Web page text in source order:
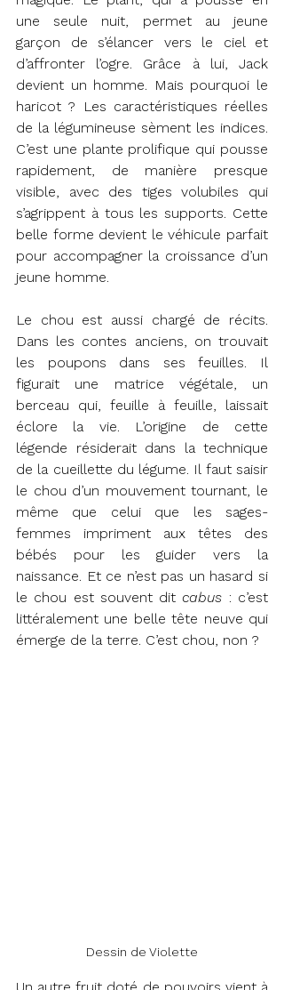
une seule nuit, permet au jeune
garçon de s’élancer vers le ciel et
d’affronter l’ogre. Grâce à lui, Jack
devient un homme. Mais pourquoi le
haricot ? Les caractéristiques réelles
de la légumineuse sèment les indices.
C’est une plante prolifique qui pousse
rapidement, de manière presque
visible, avec des tiges volubiles qui
s’agrippent à tous les supports. Cette
belle forme devient le véhicule parfait
pour accompagner la croissance d’un
jeune homme.
Le chou est aussi chargé de récits.
Dans les contes anciens, on trouvait
les poupons dans ses feuilles. Il
figurait une matrice végétale, un
berceau qui, feuille à feuille, laissait
éclore la vie. L’origine de cette
légende résiderait dans la technique
de la cueillette du légume. Il faut saisir
le chou d’un mouvement tournant, le
même que celui que les sages-
femmes impriment aux têtes des
bébés pour les guider vers la
naissance. Et ce n’est pas un hasard si
le chou est souvent dit cabus : c’est
littéralement une belle tête neuve qui
émerge de la terre. C’est chou, non ?
Dessin de Violette